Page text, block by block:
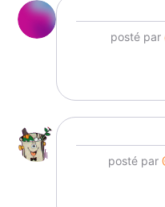
posté par
posté par